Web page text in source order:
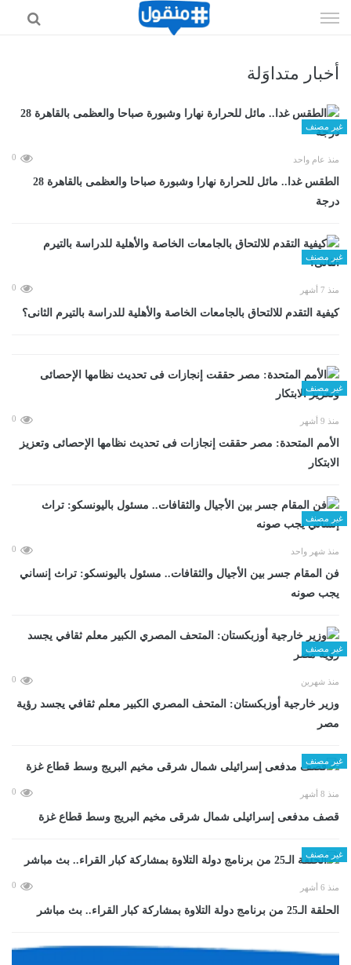
الى
أخبار متداوَلة
غير مصنف
منذ عام واحد 0
الطقس غدا.. مائل للحرارة نهارا وشبورة صباحا والعظمى بالقاهرة 28
درجة
غير مصنف
منذ 7 أشهر 0
كيفية التقدم للالتحاق بالجامعات الخاصة والأهلية للدراسة بالتيرم الثانى؟
غير مصنف
منذ 9 أشهر 0
الأمم المتحدة: مصر حققت إنجازات فى تحديث نظامها الإحصائى وتعزيز
الابتكار
غير مصنف
منذ شهر واحد 0
فن المقام جسر بين الأجيال والثقافات.. مسئول باليونسكو: تراث إنساني
يجب صونه
غير مصنف
منذ شهرين 0
وزير خارجية أوزبكستان: المتحف المصري الكبير معلم ثقافي يجسد رؤية
مصر
غير مصنف
منذ 8 أشهر 0
قصف مدفعى إسرائيلى شمال شرقى مخيم البريج وسط قطاع غزة
غير مصنف
منذ 6 أشهر 0
الحلقة الـ25 من برنامج دولة التلاوة بمشاركة كبار القراء.. بث مباشر